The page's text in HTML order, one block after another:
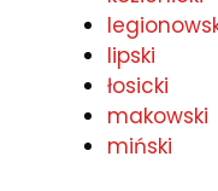
lipski
łosicki
makowski
miński